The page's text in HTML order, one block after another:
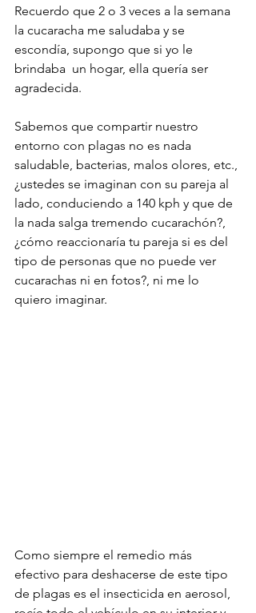
Recuerdo que 2 o 3 veces a la semana
la cucaracha me saludaba y se
escondía, supongo que si yo le
brindaba  un hogar, ella quería ser
agradecida.
Sabemos que compartir nuestro
entorno con plagas no es nada
saludable, bacterias, malos olores, etc.,
¿ustedes se imaginan con su pareja al
lado, conduciendo a 140 kph y que de
la nada salga tremendo cucarachón?,
¿cómo reaccionaría tu pareja si es del
tipo de personas que no puede ver
cucarachas ni en fotos?, ni me lo
quiero imaginar.
Como siempre el remedio más
efectivo para deshacerse de este tipo
de plagas es el insecticida en aerosol,